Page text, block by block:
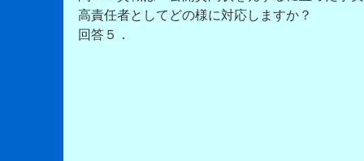
高責任者としてどの様に対応しますか？
回答５．